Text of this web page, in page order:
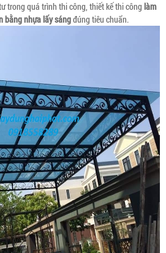
trong quá trình thi công, thiết kế thi công làm
bằng nhựa lấy sángđúng tiêu chuẩn.